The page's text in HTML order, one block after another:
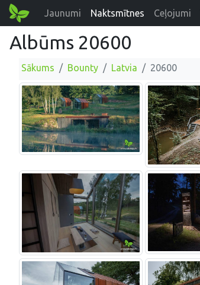
Jaunumi Naktsmītnes Ceļojumi
Albūms 20600
Sākums Bounty Latvia 20600